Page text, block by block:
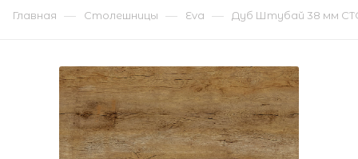
Главная — Столешницы — Eva — Дуб Штубай 38 мм